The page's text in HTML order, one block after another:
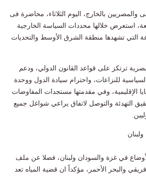
والمصريين بالخارج، اليوم الثلاثاء، محاضرة فى
استعرض خلالها محددات السياسة الخارجية
التي تشهدها منطقة الشرق الأوسط والتحديات
ترتكز على قواعد القانون الدولي، ودعم
للنزاعات، واحترام سيادة الدول ووحدة
الإقليمية، وفي مقدمتها مستجدات المفاوضات
التهدئة والتوصل لاتفاق يراعي شواغل جميع
في غزة والسودان ولبنان، فضلا عن ملف
والبحر الأحمر، مؤكداً ان قضية المياه تعد